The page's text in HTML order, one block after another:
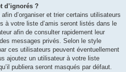
d’ignorés ?
d’organiser et trier certains utilisateurs
à votre liste d’amis seront listés dans le
afin de consulter rapidement leur
messages privés. Selon le style
ces utilisateurs peuvent éventuellement
ajoutez un utilisateur à votre liste
publiera seront masqués par défaut.